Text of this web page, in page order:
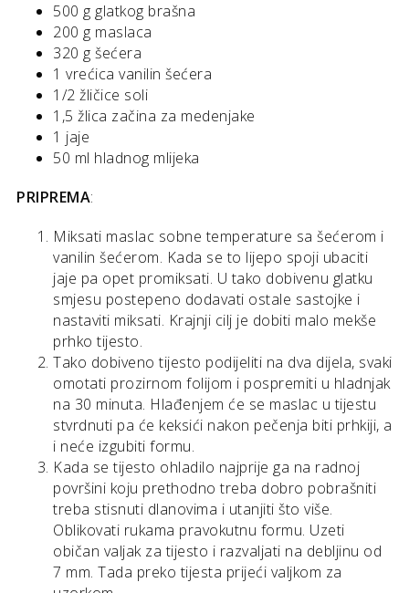
500 g glatkog brašna
200 g maslaca
320 g šećera
1 vrećica vanilin šećera
1/2 žličice soli
1,5 žlica začina za medenjake
1 jaje
50 ml hladnog mlijeka
PRIPREMA:
Miksati maslac sobne temperature sa šećerom i
vanilin šećerom. Kada se to lijepo spoji ubaciti
jaje pa opet promiksati. U tako dobivenu glatku
smjesu postepeno dodavati ostale sastojke i
nastaviti miksati. Krajnji cilj je dobiti malo mekše
prhko tijesto.
Tako dobiveno tijesto podijeliti na dva dijela, svaki
omotati prozirnom folijom i pospremiti u hladnjak
na 30 minuta. Hlađenjem će se maslac u tijestu
stvrdnuti pa će keksići nakon pečenja biti prhkiji, a
i neće izgubiti formu.
Kada se tijesto ohladilo najprije ga na radnoj
površini koju prethodno treba dobro pobrašniti
treba stisnuti dlanovima i utanjiti što više.
Oblikovati rukama pravokutnu formu. Uzeti
običan valjak za tijesto i razvaljati na debljinu od
7 mm. Tada preko tijesta prijeći valjkom za